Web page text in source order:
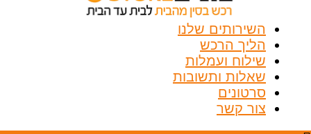
השירותים שלנו
הליך הרכש
שילוח ועמלות
שאלות ותשובות
סרטונים
צור קשר